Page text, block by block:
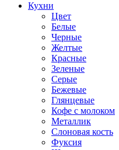
Кухни
Цвет
Белые
Черные
Желтые
Красные
Зеленые
Серые
Бежевые
Глянцевые
Кофе с молоком
Металлик
Слоновая кость
Фуксия